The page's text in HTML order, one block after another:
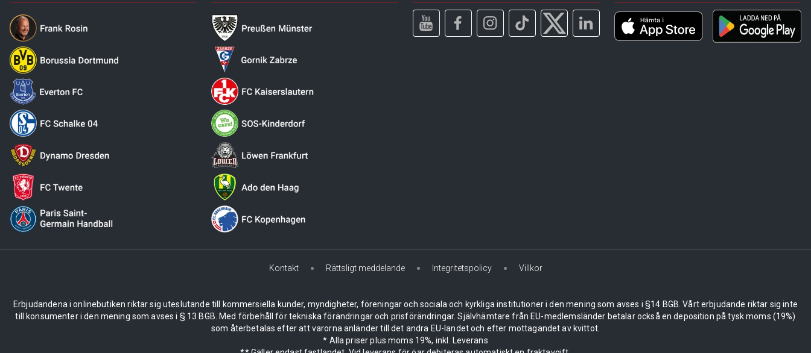
Kontakt Rättsligt meddelande Integritetspolicy Villkor
Erbjudandena i onlinebutiken riktar sig uteslutande till kommersiella kunder, myndigheter, föreningar och sociala och kyrkliga institutioner i den mening som avses i §14 BGB. Vårt erbjudande riktar sig inte
till konsumenter i den mening som avses i § 13 BGB. Med förbehåll för tekniska förändringar och prisförändringar. Självhämtare från EU-medlemsländer betalar också en deposition på tysk moms (19%)
som återbetalas efter att varorna anländer till det andra EU-landet och efter mottagandet av kvittot.
* Alla priser plus moms 19%, inkl. Leverans